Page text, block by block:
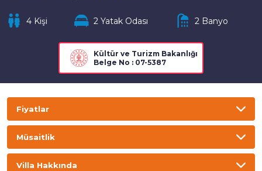
4 Kişi 2 Yatak Odası 2 Banyo
Kültür ve Turizm Bakanlığı
Belge No : 07-5387
Fiyatlar
Gecelik Haftalık
Müsaitlik
Villa Hakkında